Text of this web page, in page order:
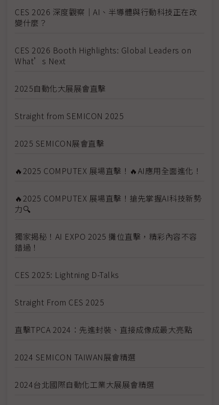
CES 2026 深度觀察｜AI、半導體與行動科技正在改
變什麼？
CES 2026 Booth Highlights: Global Leaders on
What’s Next
2025自動化大展展會直擊
Straight from SEMICON 2025
2025 SEMICON展會直擊
🔥2025 COMPUTEX 展場直擊！🔥AI應用全面進化！
🔥2025 COMPUTEX 展場直擊！搶先掌握AI科技新勢
力🔍
獨家揭秘！AI EXPO 2025 攤位直擊，精彩內容不容
錯過！
CES 2025: Lightning D-Talks
Straight From CES 2025
直擊TPCA 2024：先進封裝、直接成像成最大亮點
2024 SEMICON TAIWAN展會精選
2024台北國際自動化工業大展展會精選